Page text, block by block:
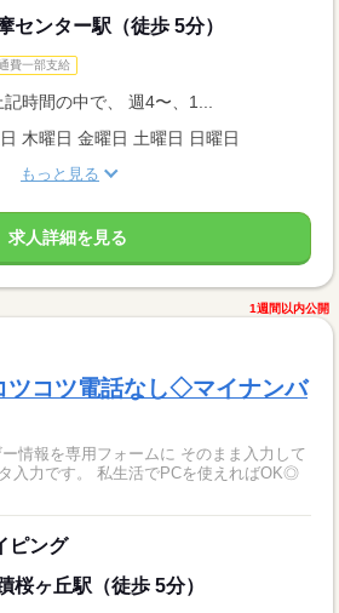
センター駅（徒歩 5分）
費一部支給
時間の中で、 週4〜、1...
木曜日 金曜日 土曜日 日曜日
もっと見る
求人詳細を見る
1週間以内公開
コツ電話なし◇マイナンバ
入力です。 私生活でPCを使えればOK◎
ピング
桜ヶ丘駅（徒歩 5分）